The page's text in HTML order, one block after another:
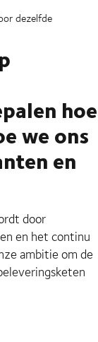
dezelfde
hoe
we ons
en
door
en het continu
ambitie om de